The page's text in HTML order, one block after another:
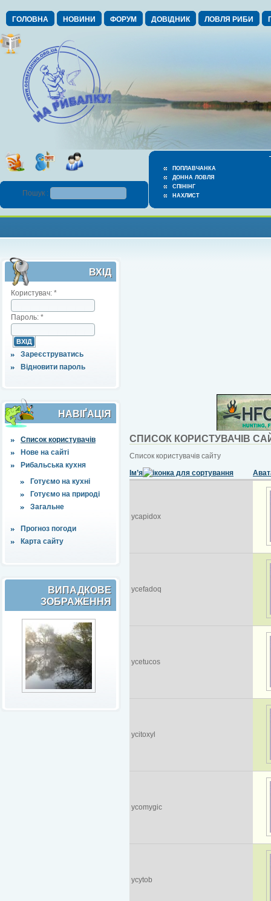
ГОЛОВНА НОВИНИ ФОРУМ ДОВІДНИК ЛОВЛЯ РИБИ
ПОПЛАВЧАНКА
ДОННА ЛОВЛЯ
СПІНІНГ
НАХЛИСТ
Пошук :
ВХІД
Користувач: *
Пароль: *
Зареєструватись
Відновити пароль
НАВІҐАЦІЯ
Список користувачів
Нове на сайті
Рибальська кухня
Готуємо на кухні
Готуємо на природі
Загальне
Прогноз погоди
Карта сайту
ВИПАДКОВЕ
ЗОБРАЖЕННЯ
СПИСОК КОРИСТУВАЧІВ
Список користувачів сайту
Ім’я
ycapidox
ycefadoq
ycetucos
ycitoxyl
ycomygic
ycytob